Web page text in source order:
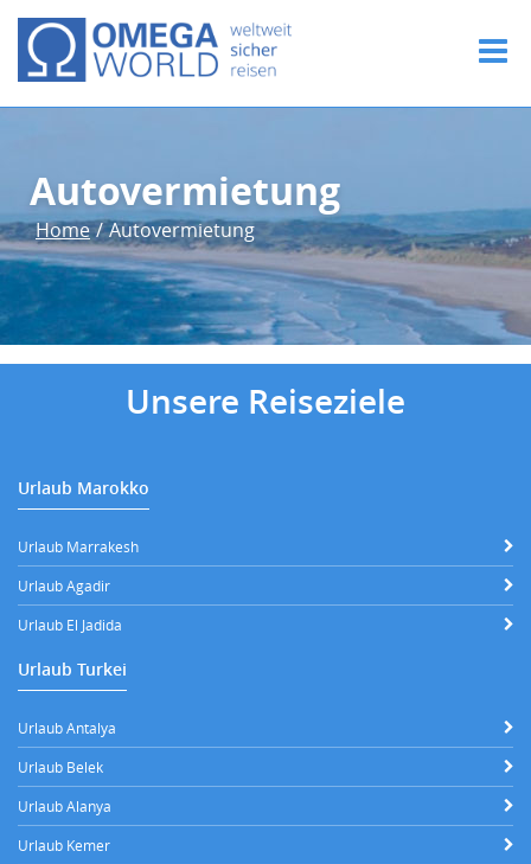
Autovermietung
Home / Autovermietung
Unsere Reiseziele
Urlaub Marokko
Urlaub Marrakesh
Urlaub Agadir
Urlaub El Jadida
Urlaub Turkei
Urlaub Antalya
Urlaub Belek
Urlaub Alanya
Urlaub Kemer